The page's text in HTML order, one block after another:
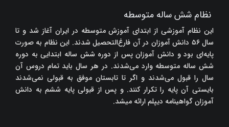
نظام شش ساله متوسطه
این نظام آموزشی از ابتدای آموزش متوسطه در ایران آغاز شد و تا
سال ۵۶ دانش آموزان در آن فارغ‌التحصیل شدند. این نظام به صورت
پایه‌ای بود و دانش آموزان پس از دوره شش ساله ابتدایی به دوره
شش ساله متوسطه وارد می‌شدند. در هر سال باید تمام دروس آن
سال را قبول می‌شدند و اگر تا تابستان موفق به قبولی نمی‌شدند
بایستی آن پایه را تکرار کنند. و پس از قبولی پایه ششم به دانش
آموزان گواهینامه دیپلم ارائه میشد.